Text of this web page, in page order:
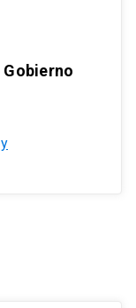
Gobierno